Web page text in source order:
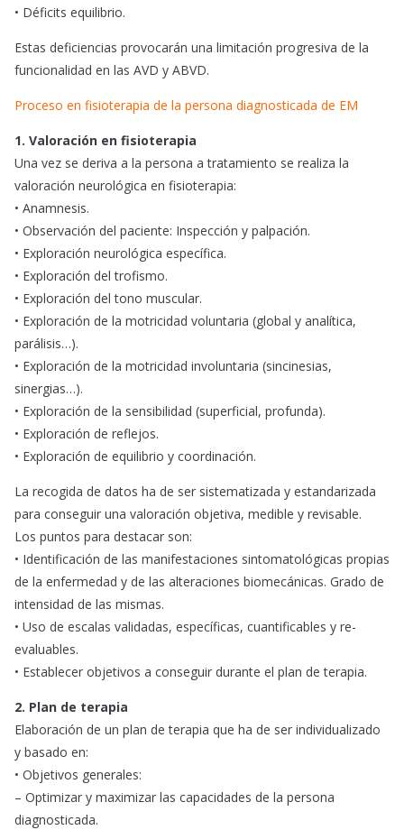
• Déficits equilibrio.
Estas deficiencias provocarán una limitación progresiva de la
funcionalidad en las AVD y ABVD.
Proceso en fisioterapia de la persona diagnosticada de EM
1. Valoración en fisioterapia
Una vez se deriva a la persona a tratamiento se realiza la
valoración neurológica en fisioterapia:
• Anamnesis.
• Observación del paciente: Inspección y palpación.
• Exploración neurológica específica.
• Exploración del trofismo.
• Exploración del tono muscular.
• Exploración de la motricidad voluntaria (global y analítica,
parálisis…).
• Exploración de la motricidad involuntaria (sincinesias,
sinergias…).
• Exploración de la sensibilidad (superficial, profunda).
• Exploración de reflejos.
• Exploración de equilibrio y coordinación.
La recogida de datos ha de ser sistematizada y estandarizada
para conseguir una valoración objetiva, medible y revisable.
Los puntos para destacar son:
• Identificación de las manifestaciones sintomatológicas propias
de la enfermedad y de las alteraciones biomecánicas. Grado de
intensidad de las mismas.
• Uso de escalas validadas, específicas, cuantificables y re-
evaluables.
• Establecer objetivos a conseguir durante el plan de terapia.
2. Plan de terapia
Elaboración de un plan de terapia que ha de ser individualizado
y basado en:
• Objetivos generales:
– Optimizar y maximizar las capacidades de la persona
diagnosticada.